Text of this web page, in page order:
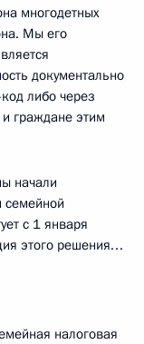
многодетных
Мы его
документально
либо через
и граждане этим
начали
семейной
с 1 января
этого решения…
налоговая